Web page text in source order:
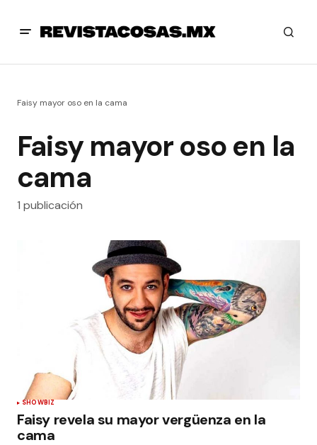
Faisy mayor oso en la cama
Faisy mayor oso en la
cama
1 publicación
SHOWBIZ
Faisy revela su mayor vergüenza en la
cama